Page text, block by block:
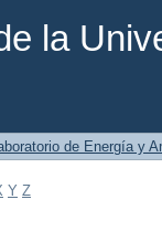
la
de Energía y
Y Z